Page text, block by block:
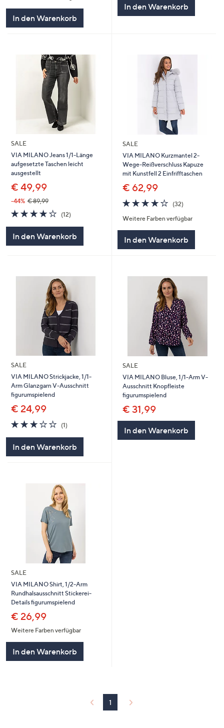
In den Warenkorb
In den Warenkorb
SALE
VIA MILANO Jeans 1/1-Länge
aufgesetzte Taschen leicht
ausgestellt
€ 49,99
-44% € 89,99
3.9
von
(12)12
In den Warenkorb
SALE
VIA MILANO Kurzmantel 2-
Wege-Reißverschluss Kapuze
mit Kunstfell 2 Einfrifftaschen
€ 62,99
3.8
von
5
(32)32
Weitere Farben verfügbar
In den Warenkorb
SALE
VIA MILANO Strickjacke, 1/1-
Arm Glanzgarn V-Ausschnitt
figurumspielend
€ 24,99
3.0
von
(1)1
In den Warenkorb
SALE
VIA MILANO Bluse, 1/1-Arm V-
Ausschnitt Knopfleiste
figurumspielend
€ 31,99
In den Warenkorb
SALE
VIA MILANO Shirt, 1/2-Arm
Rundhalsausschnitt Stickerei-
Details figurumspielend
€ 26,99
Weitere Farben verfügbar
In den Warenkorb
1